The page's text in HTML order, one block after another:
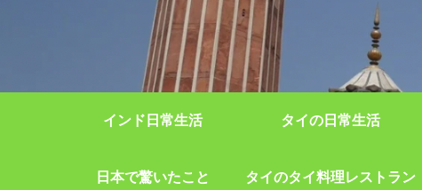
インド日常生活 タイの日常生活
日本で驚いたこと タイのタイ料理レストラン